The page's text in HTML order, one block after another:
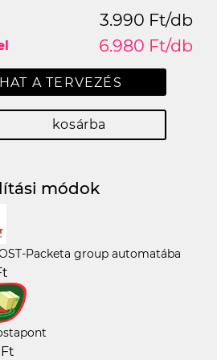
3.990 Ft/db
6.980 Ft/db
A TERVEZÉS
kosárba
módok
Packeta group automatába